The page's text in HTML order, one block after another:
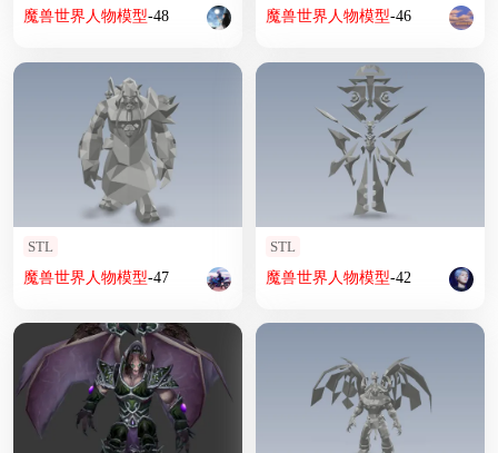
魔兽世界 人物模型-48 魔兽世界 人物模型-46
STL
魔兽世界 人物模型-47
STL
魔兽世界 人物模型-42